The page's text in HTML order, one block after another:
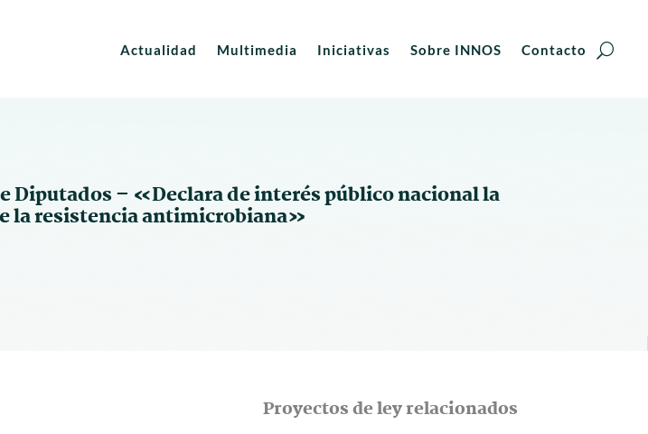
Actualidad Multimedia Iniciativas Sobre INNOS Contacto
Diputados – «Declara de interés público nacional la
la resistencia antimicrobiana»
Proyectos de ley relacionados